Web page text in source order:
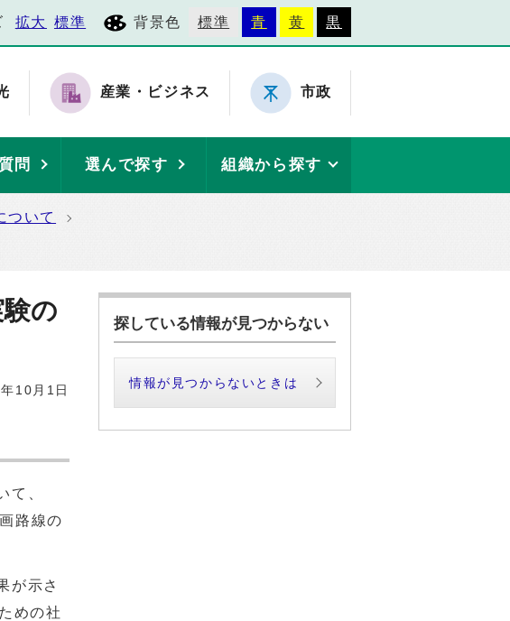
拡大 標準 背景色 標準 青 黄 黒
産業・ビジネス 市政
問 選んで探す 組織から探す
ついて
の
10月1日
て、
路線の
が示さ
めの社
探している情報が見つからない
情報が見つからないときは